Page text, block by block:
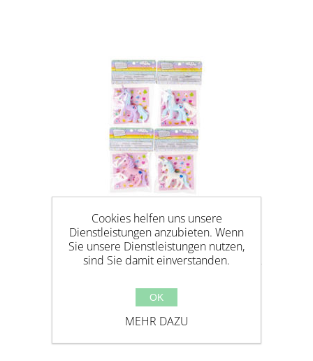
STICKERBOGEN + EINHORNFIGUR
Cookies helfen uns unsere
Dienstleistungen anzubieten. Wenn
Sie unsere Dienstleistungen nutzen,
sind Sie damit einverstanden.
OK
MEHR DAZU